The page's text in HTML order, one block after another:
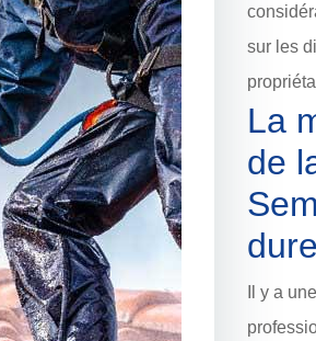
sur les
La
de
dure
Il y a